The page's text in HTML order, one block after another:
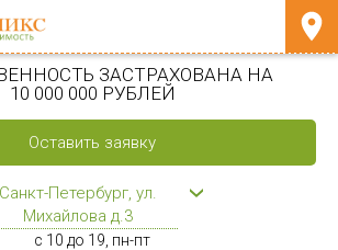
ЗАСТРАХОВАНА НА
10 000 000 РУБЛЕЙ
Оставить заявку
Санкт-Петербург, ул.
Михайлова д.3
с 10 до 19, пн-пт